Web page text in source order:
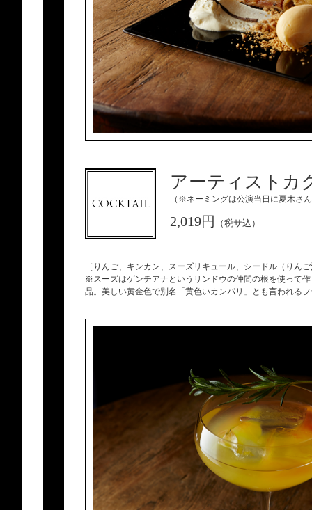
アーティストカ
（※ネーミングは公演当日に夏木さ
2,019円 （税サ込）
［りんご、キンカン、スーズリキュール、シードル（りん
※スーズはゲンチアナというリンドウの仲間の根を使って
品。美しい黄金色で別名「黄色いカンパリ」とも言われる